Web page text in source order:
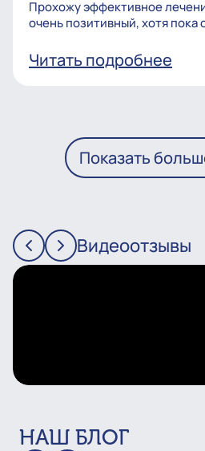
Прохожу эффективное
очень позитивный, хотя пока
Читать подробнее
Показать
Видеоотзывы
НАШ БЛОГ